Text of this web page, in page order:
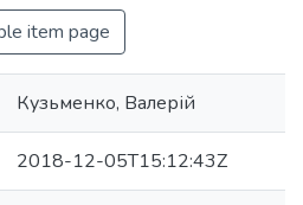
item page
Кузьменко, Валерій
2018-12-05T15:12:43Z